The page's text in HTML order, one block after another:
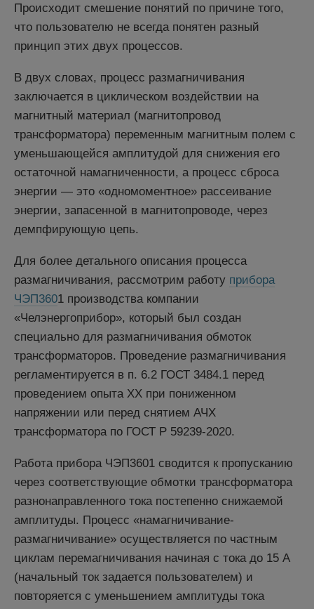
Происходит смешение понятий по причине того,
что пользователю не всегда понятен разный
принцип этих двух процессов.
В двух словах, процесс размагничивания
заключается в циклическом воздействии на
магнитный материал (магнитопровод
трансформатора) переменным магнитным полем с
уменьшающейся амплитудой для снижения его
остаточной намагниченности, а процесс сброса
энергии — это «одномоментное» рассеивание
энергии, запасенной в магнитопроводе, через
демпфирующую цепь.
Для более детального описания процесса
размагничивания, рассмотрим работу прибора
ЧЭП3601 производства компании
«Челэнергоприбор», который был создан
специально для размагничивания обмоток
трансформаторов. Проведение размагничивания
регламентируется в п. 6.2 ГОСТ 3484.1 перед
проведением опыта ХХ при пониженном
напряжении или перед снятием АЧХ
трансформатора по ГОСТ Р 59239-2020.
Работа прибора ЧЭП3601 сводится к пропусканию
через соответствующие обмотки трансформатора
разнонаправленного тока постепенно снижаемой
амплитуды. Процесс «намагничивание-
размагничивание» осуществляется по частным
циклам перемагничивания начиная с тока до 15 А
(начальный ток задается пользователем) и
повторяется с уменьшением амплитуды тока